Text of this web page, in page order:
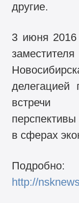
другие.
3 июня 2016
встречи
в сферах
Подробно:
http://